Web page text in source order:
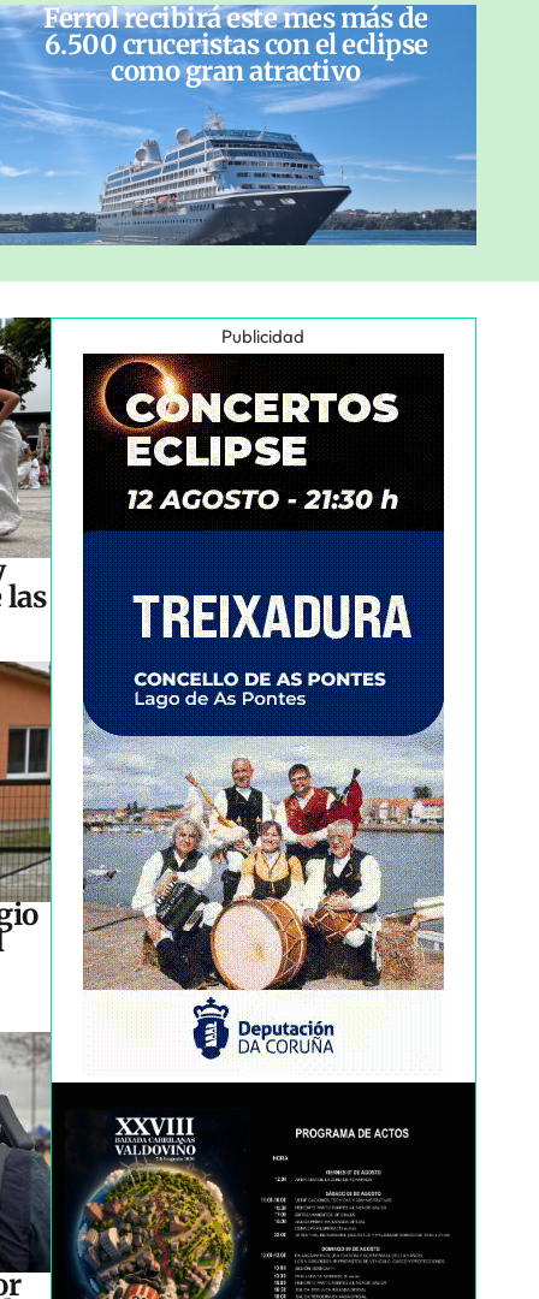
Ferrol recibirá este mes más de
6.500 cruceristas con el eclipse
como gran atractivo
las
Publicidad